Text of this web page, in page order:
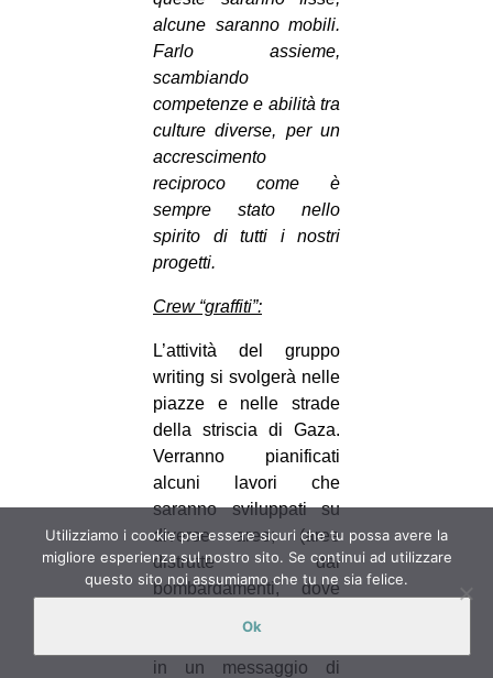
alcune saranno mobili.
Farlo assieme,
scambiando
competenze e abilità tra
culture diverse, per un
accrescimento
reciproco come è
sempre stato nello
spirito di tutti i nostri
progetti.
Crew “graffiti”:
L’attività del gruppo
writing si svolgerà nelle
piazze e nelle strade
della striscia di Gaza.
Verranno pianificati
alcuni lavori che
saranno sviluppati su
diverse aree; (aree
distrutte dai
bombardamenti, dove
in un messaggio di
Utilizziamo i cookie per essere sicuri che tu possa avere la
migliore esperienza sul nostro sito. Se continui ad utilizzare
questo sito noi assumiamo che tu ne sia felice.
Ok